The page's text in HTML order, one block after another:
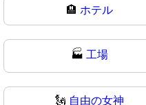
🏨ホテル
🏭工場
🗽 自由の女神